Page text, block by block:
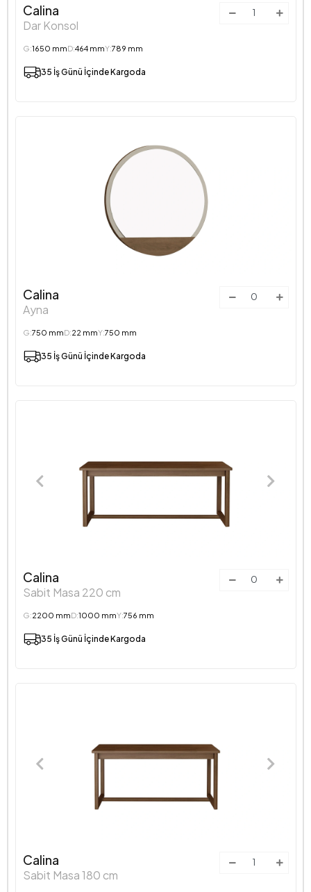
Calina
Dar Konsol
G:1650 mmD:464 mmY:789 mm
35 İş Günü İçinde Kargoda
Calina
Ayna
G:750 mmD:22 mmY:750 mm
35 İş Günü İçinde Kargoda
Calina
Sabit Masa 220 cm
G:2200 mmD:1000 mmY:756 mm
35 İş Günü İçinde Kargoda
Calina
Sabit Masa 180 cm